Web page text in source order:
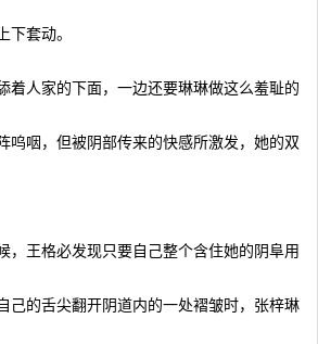
下套动。
人家的下面，一边还要琳琳做这么羞耻的
呜咽，但被阴部传来的快感所激发，她的双
王格必发现只要自己整个含住她的阴阜用
己的舌尖翻开阴道内的一处褶皱时，张梓琳